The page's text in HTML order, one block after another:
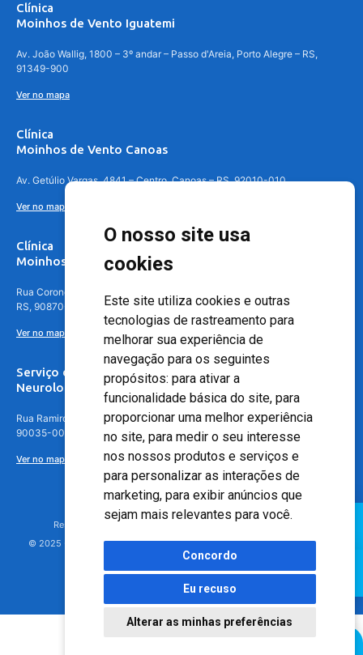
O nosso site usa
cookies
Este site utiliza cookies e outras
tecnologias de rastreamento para
melhorar sua experiência de
navegação para os seguintes
propósitos: para ativar a
funcionalidade básica do site, para
proporcionar uma melhor experiência
no site, para medir o seu interesse
nos nossos produtos e serviços e
para personalizar as interações de
marketing, para exibir anúncios que
sejam mais relevantes para você.
Concordo
Eu recuso
Alterar as minhas preferências
Clínica
Moinhos de Vento Iguatemi
Av. João Wallig, 1800 – 3º andar – Passo d'Areia, Porto Alegre – RS,
91349-900
Ver no mapa
Clínica
Moinhos de Vento Canoas
Av. Getúlio Vargas, 4841 – Centro, Canoas – RS, 92010-010
Ver no mapa
Clínica
Moinhos de Vento - Teresópolis
Rua Coronel Aparício Borges, 250 - 3º andar - Teresópolis, Porto Alegre -
RS, 90870-016
Ver no mapa
Serviço de
Neurologia
Rua Ramiro Barcelos, 630 – 5º andar – Floresta, Porto Alegre – RS,
90035-001
Ver no mapa
Responsável Técnico: Dr. Luiz Antonio Nasi - CREMERS 11217
© 2025 - Hospital Moinhos de Vento - Registro Empresa (CRM-RS): 425